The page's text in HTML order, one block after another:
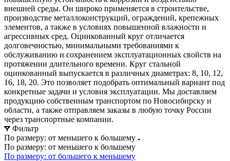
внешней среды. Он широко применяется в строительстве,
производстве металлоконструкций, ограждений, крепежных
элементов, а также в условиях повышенной влажности и
агрессивных сред. Оцинкованный круг отличается
долговечностью, минимальными требованиями к
обслуживанию и сохранением эксплуатационных свойств на
протяжении длительного времени. Круг стальной
оцинкованный выпускается в различных диаметрах: 8, 10, 12,
16, 18, 20. Это позволяет подобрать оптимальный вариант под
конкретные задачи и условия эксплуатации. Мы доставляем
продукцию собственным транспортом по Новосибирску и
области, а также отправляем заказы в любую точку России
через транспортные компании.
Фильтр
По размеру: от меньшего к большему
По размеру: от меньшего к большему
По размеру: от большего к меньшему